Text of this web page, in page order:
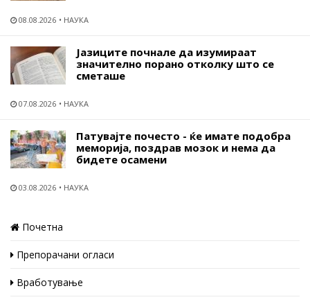
08.08.2026 НАУКА
Јазиците почнале да изумираат
значително порано отколку што се
сметаше
07.08.2026 НАУКА
Патувајте почесто - ќе имате подобра
меморија, поздрав мозок и нема да
бидете осамени
03.08.2026 НАУКА
Почетна
Препорачани огласи
Вработување